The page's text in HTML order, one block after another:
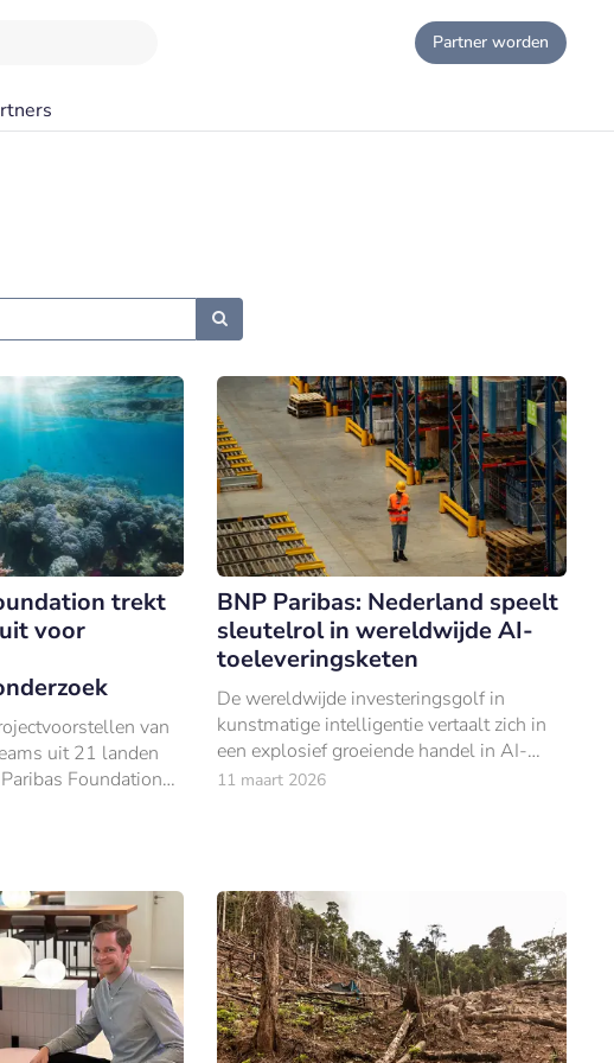
Partner worden
trekt
voor
van
uit 21 landen
Foundation
gericht op het
BNP Paribas: Nederland speelt
sleutelrol in wereldwijde AI-
toeleveringsketen
De wereldwijde investeringsgolf in
kunstmatige intelligentie vertaalt zich in
een explosief groeiende handel in AI-
gerelateerde goederen. Dat blijkt uit een
11 maart 2026